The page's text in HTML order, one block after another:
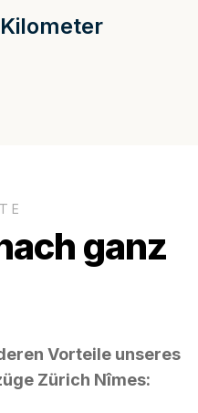
ganz
Vorteile unseres
Zürich Nîmes: